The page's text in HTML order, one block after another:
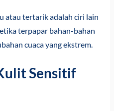
atau tertarik adalah ciri lain
terpapar bahan-bahan
cuaca yang ekstrem.
Sensitif